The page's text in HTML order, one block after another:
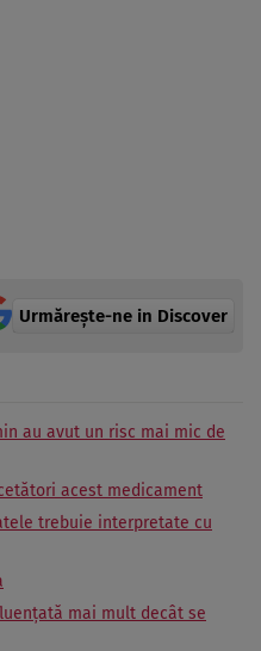
Urmărește-ne in Discover
au avut un risc mai mic de
acest medicament
trebuie interpretate cu
mai mult decât se